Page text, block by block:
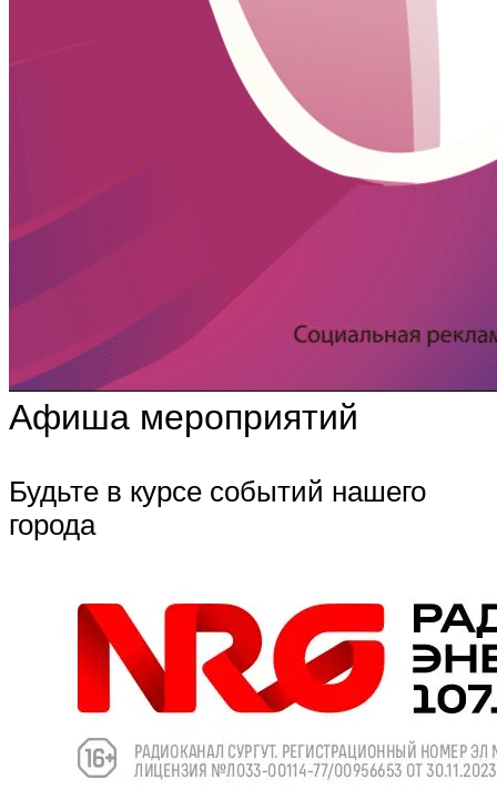
Афиша мероприятий
Будьте в курсе событий нашего
города